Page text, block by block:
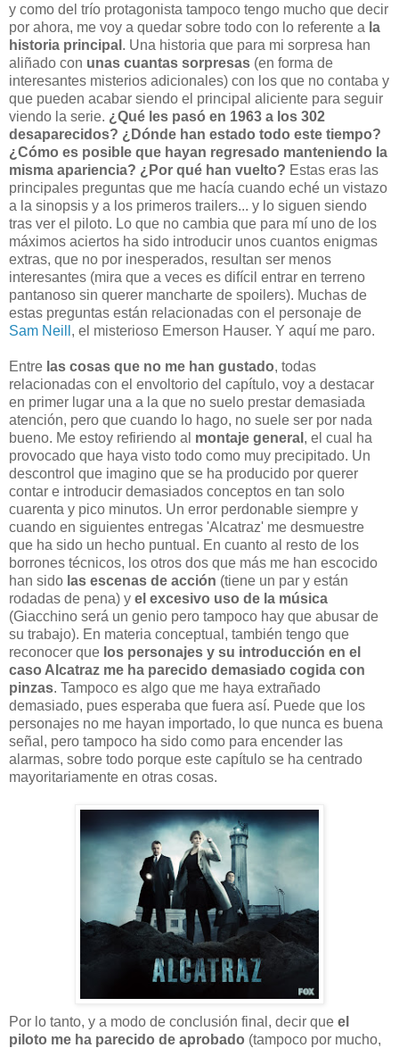
y como del trío protagonista tampoco tengo mucho que decir
por ahora, me voy a quedar sobre todo con lo referente a la
historia principal . Una historia que para mi sorpresa han
aliñado con unas cuantas sorpresas (en forma de
interesantes misterios adicionales) con los que no contaba y
que pueden acabar siendo el principal aliciente para seguir
viendo la serie. ¿Qué les pasó en 1963 a los 302
desaparecidos? ¿Dónde han estado todo este tiempo?
¿Cómo es posible que hayan regresado manteniendo la
misma apariencia? ¿Por qué han vuelto? Estas eras las
principales preguntas que me hacía cuando eché un vistazo
a la sinopsis y a los primeros trailers... y lo siguen siendo
tras ver el piloto. Lo que no cambia que para mí uno de los
máximos aciertos ha sido introducir unos cuantos enigmas
extras, que no por inesperados, resultan ser menos
interesantes (mira que a veces es difícil entrar en terreno
pantanoso sin querer mancharte de spoilers). Muchas de
estas preguntas están relacionadas con el personaje de
Sam Neill , el misterioso Emerson Hauser. Y aquí me paro.
Entre las cosas que no me han gustado, todas
relacionadas con el envoltorio del capítulo, voy a destacar
en primer lugar una a la que no suelo prestar demasiada
atención, pero que cuando lo hago, no suele ser por nada
bueno. Me estoy refiriendo al montaje general , el cual ha
provocado que haya visto todo como muy precipitado. Un
descontrol que imagino que se ha producido por querer
contar e introducir demasiados conceptos en tan solo
cuarenta y pico minutos. Un error perdonable siempre y
cuando en siguientes entregas 'Alcatraz' me desmuestre
que ha sido un hecho puntual. En cuanto al resto de los
borrones técnicos, los otros dos que más me han escocido
han sido las escenas de acción (tiene un par y están
rodadas de pena) y el excesivo uso de la música
(Giacchino será un genio pero tampoco hay que abusar de
su trabajo). En materia conceptual, también tengo que
reconocer que los personajes y su introducción en el
caso Alcatraz me ha parecido demasiado cogida con
pinzas. Tampoco es algo que me haya extrañado
demasiado, pues esperaba que fuera así. Puede que los
personajes no me hayan importado, lo que nunca es buena
señal, pero tampoco ha sido como para encender las
alarmas, sobre todo porque este capítulo se ha centrado
mayoritariamente en otras cosas.
Por lo tanto, y a modo de conclusión final, decir que el
piloto me ha parecido de aprobado (tampoco por mucho,